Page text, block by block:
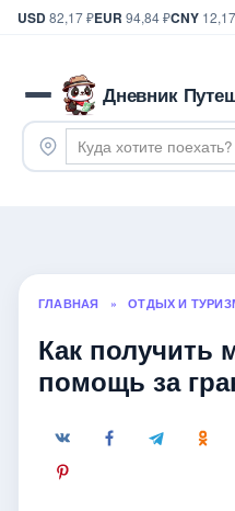
USD82,17 ₽EUR 94,84 ₽CNY
Дневник
ГЛАВНАЯ » ОТДЫХ И
Как получить
помощь за